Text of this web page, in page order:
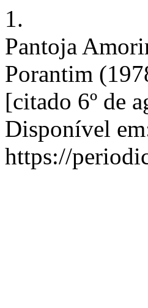
1.
Pantoja
Porantim
[citado 6º de
Disponível
https://